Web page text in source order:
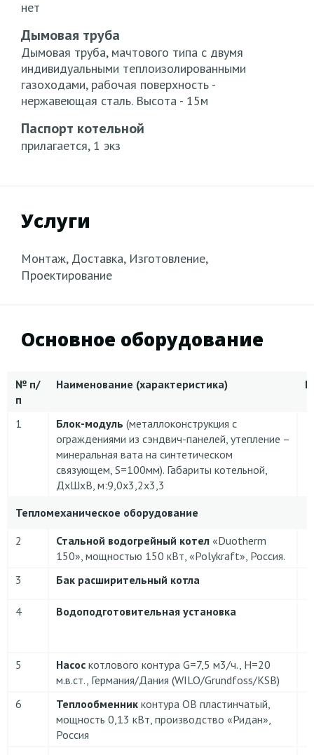
нет
Дымовая труба
Дымовая труба, мачтового типа с двумя
индивидуальными теплоизолированными
газоходами, рабочая поверхность -
нержавеющая сталь. Высота - 15м
Паспорт котельной
прилагается, 1 экз
Услуги
Монтаж, Доставка, Изготовление,
Проектирование
Основное оборудование
№ п/
п
Наименование (характеристика)
1 Блок-модуль (металлоконструкция с
ограждениями из сэндвич-панелей, утепление –
минеральная вата на синтетическом
связующем, S=100мм). Габариты котельной,
ДхШхВ, м:9,0х3,2х3,3
Тепломеханическое оборудование
2
Стальной водогрейный котел «Duotherm
150», мощностью 150 кВт, «Polykraft», Россия.
3
Бак расширительный котла
4 Водоподготовительная установка
5 Насос котлового контура G=7,5 м3/ч., H=20
м.в.ст., Германия/Дания (WILO/Grundfoss/KSB)
6
Теплообменник контура ОВ пластинчатый,
мощность 0,13 кВт, производство «Ридан»,
Россия